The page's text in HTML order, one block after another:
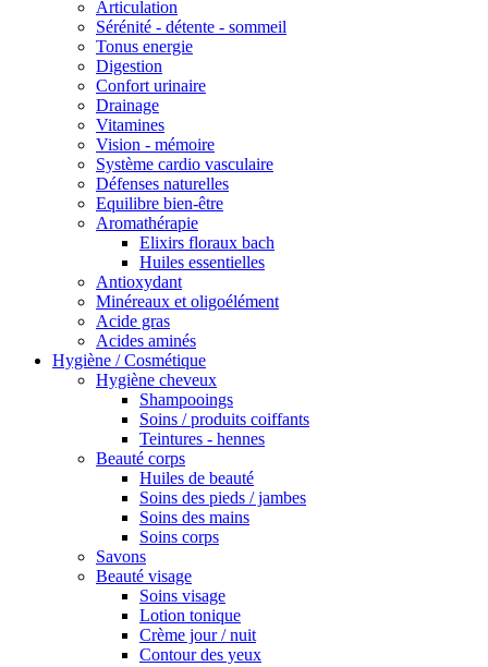
Articulation
Sérénité - détente - sommeil
Tonus energie
Digestion
Confort urinaire
Drainage
Vitamines
Vision - mémoire
Système cardio vasculaire
Défenses naturelles
Equilibre bien-être
Aromathérapie
Elixirs floraux bach
Huiles essentielles
Antioxydant
Minéreaux et oligoélément
Acide gras
Acides aminés
Hygiène / Cosmétique
Hygiène cheveux
Shampooings
Soins / produits coiffants
Teintures - hennes
Beauté corps
Huiles de beauté
Soins des pieds / jambes
Soins des mains
Soins corps
Savons
Beauté visage
Soins visage
Lotion tonique
Crème jour / nuit
Contour des yeux